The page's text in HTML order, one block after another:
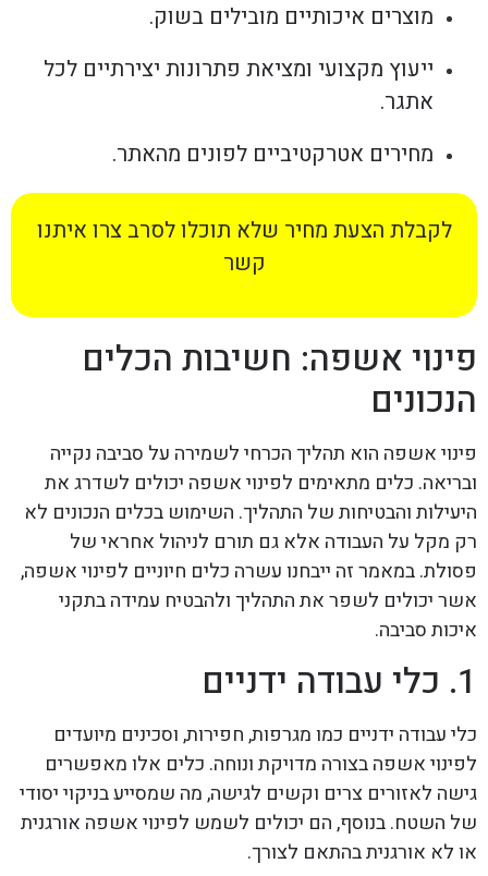
מוצרים איכותיים מובילים בשוק.
ייעוץ מקצועי ומציאת פתרונות יצירתיים לכל
אתגר.
מחירים אטרקטיביים לפונים מהאתר.
לקבלת הצעת מחיר שלא תוכלו לסרב צרו איתנו
קשר
פינוי אשפה: חשיבות הכלים
הנכונים
פינוי אשפה הוא תהליך הכרחי לשמירה על סביבה נקייה
ובריאה. כלים מתאימים לפינוי אשפה יכולים לשדרג את
היעילות והבטיחות של התהליך. השימוש בכלים הנכונים לא
רק מקל על העבודה אלא גם תורם לניהול אחראי של
פסולת. במאמר זה ייבחנו עשרה כלים חיוניים לפינוי אשפה,
אשר יכולים לשפר את התהליך ולהבטיח עמידה בתקני
איכות סביבה.
1. כלי עבודה ידניים
כלי עבודה ידניים כמו מגרפות, חפירות, וסכינים מיועדים
לפינוי אשפה בצורה מדויקת ונוחה. כלים אלו מאפשרים
גישה לאזורים צרים וקשים לגישה, מה שמסייע בניקוי יסודי
של השטח. בנוסף, הם יכולים לשמש לפינוי אשפה אורגנית
או לא אורגנית בהתאם לצורך.